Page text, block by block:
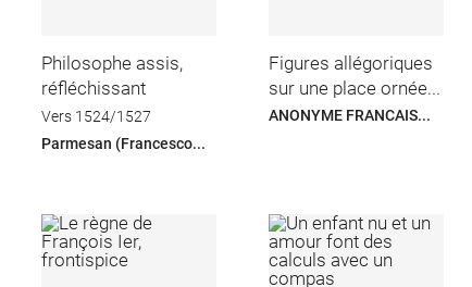
Philosophe assis,
réfléchissant
Vers 1524/1527
Parmesan (Francesco...
Figures allégoriques
sur une place ornée...
ANONYME FRANCAIS...